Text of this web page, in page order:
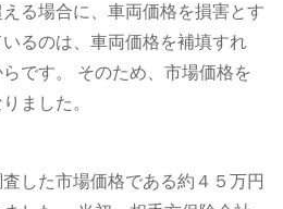
る場合に、車両価格を損害とす
るのは、車両価格を補填すれ
です。
そのため、市場価格を
ました。
した市場価格である約４５万円